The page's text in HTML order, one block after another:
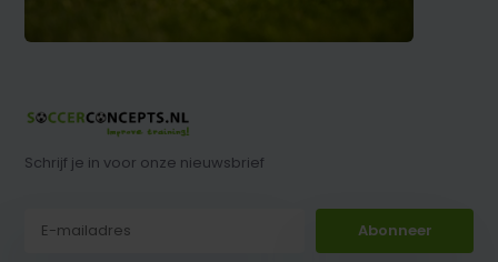
Schrijf je in voor onze nieuwsbrief
Abonneer